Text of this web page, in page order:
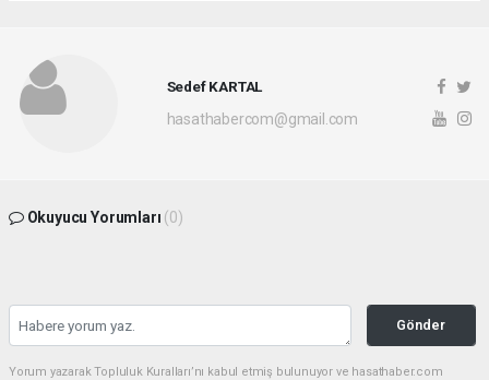
Sedef KARTAL
hasathabercom@gmail.com
Okuyucu Yorumları (0)
Gönder
Yorum yazarak Topluluk Kuralları’nı kabul etmiş bulunuyor ve hasathaber.com